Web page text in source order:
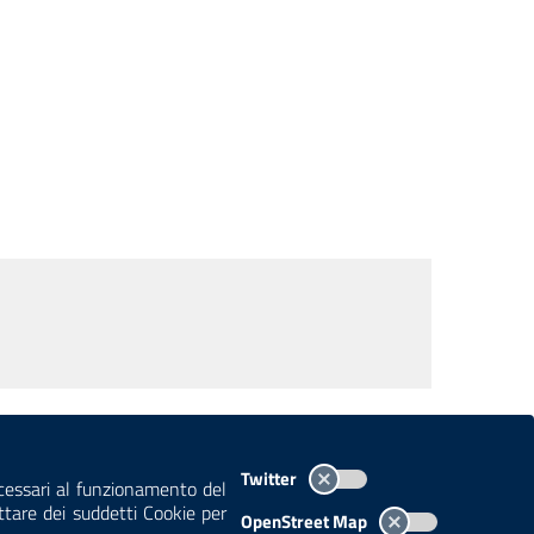
al funzionamento del
dei suddetti Cookie per
Twitter
OpenStreet Map
AREA DIPENDENTI